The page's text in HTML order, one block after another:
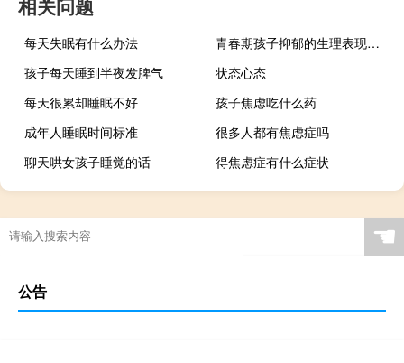
每天失眠有什么办法
青春期孩子抑郁的生理表现症状
孩子每天睡到半夜发脾气
状态心态
每天很累却睡眠不好
孩子焦虑吃什么药
成年人睡眠时间标准
很多人都有焦虑症吗
聊天哄女孩子睡觉的话
得焦虑症有什么症状
☚
公告